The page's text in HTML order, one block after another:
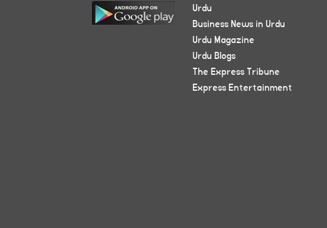
Urdu
Business News in Urdu
Urdu Magazine
Urdu Blogs
The Express Tribune
Express Entertainment